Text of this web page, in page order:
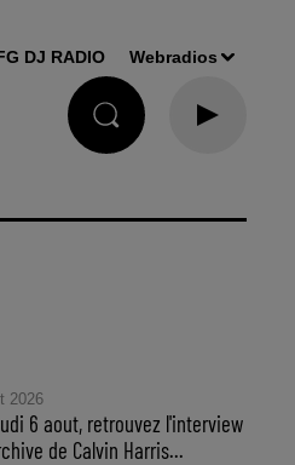
DJ RADIO Webradios
2026
6 aout, retrouvez l'interview
de Calvin Harris...